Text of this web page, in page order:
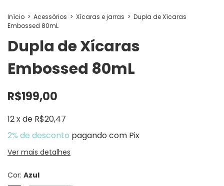
Início > Acessórios > Xícaras e jarras > Dupla de Xícaras
Embossed 80mL
Dupla de Xícaras
Embossed 80mL
R$199,00
12xde R$20,47
2% de desconto pagando com Pix
Ver mais detalhes
Cor: Azul